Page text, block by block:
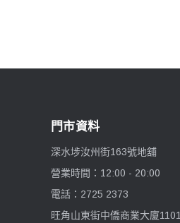
Blackmagic Design
Saramonic 楓笛
Marsace 馬小路
門市資料
深水埗汝州街163號地舖
營業時間：12:00 - 20:00
電話：2725 2373
旺角山東街中僑商業大廈1101